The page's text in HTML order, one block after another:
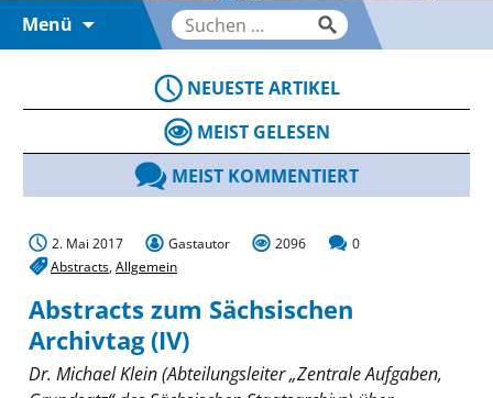
Menü
Suche
nach:
NEUESTE ARTIKEL
MEIST GELESEN
MEIST KOMMENTIERT
2. Mai 2017 Gastautor 2096
0
Abstracts,Allgemein
Abstracts zum Sächsischen
Archivtag (IV)
Dr. Michael Klein (Abteilungsleiter „Zentrale Aufgaben,